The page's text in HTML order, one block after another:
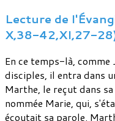
Lecture de
X,38-42,XI,27-
En ce temps-là, comme
disciples, il entra dans
Marthe, le reçut dans
nommée Marie, qui,
écoutait sa parole.